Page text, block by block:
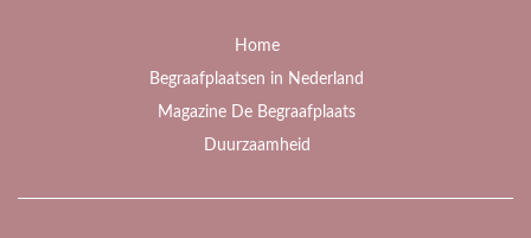
Home
Begraafplaatsen in Nederland
Magazine De Begraafplaats
Duurzaamheid